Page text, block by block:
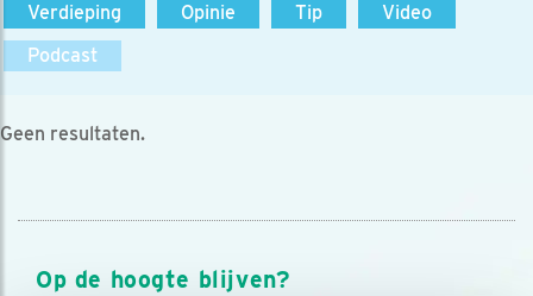
Verdieping
Opinie Tip
Video
Podcast
Geen resultaten.
Op de hoogte blijven?